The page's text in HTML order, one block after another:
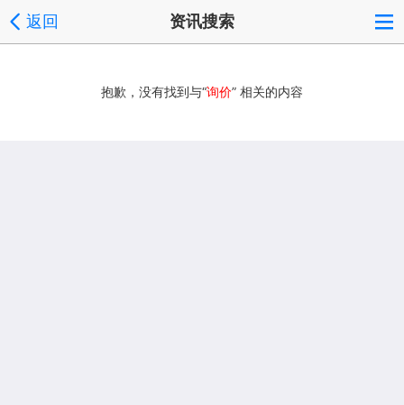
返回 资讯搜索
抱歉，没有找到与“询价” 相关的内容